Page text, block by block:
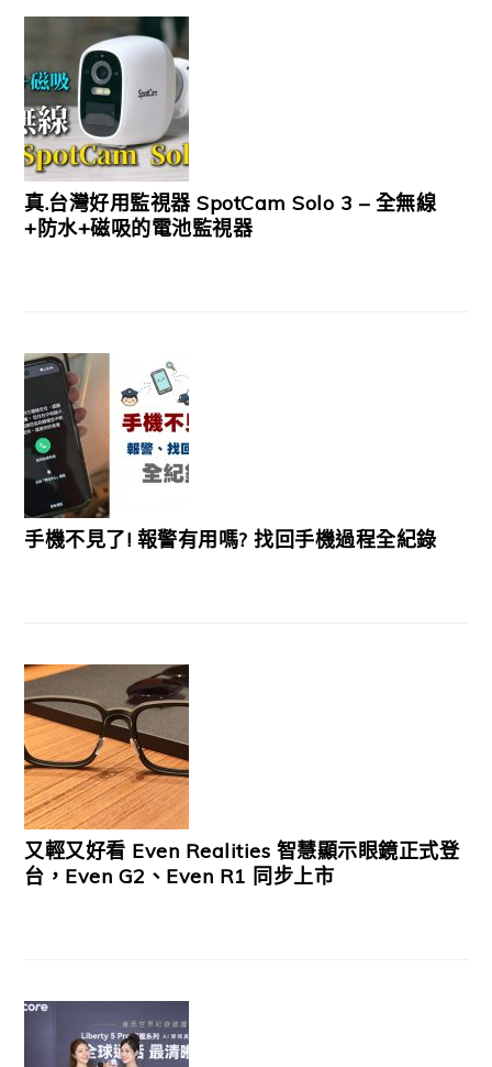
真.台灣好用監視器 SpotCam Solo 3 – 全無線
+防水+磁吸的電池監視器
手機不見了! 報警有用嗎? 找回手機過程全紀錄
又輕又好看 Even Realities 智慧顯示眼鏡正式登
台，Even G2、Even R1 同步上市